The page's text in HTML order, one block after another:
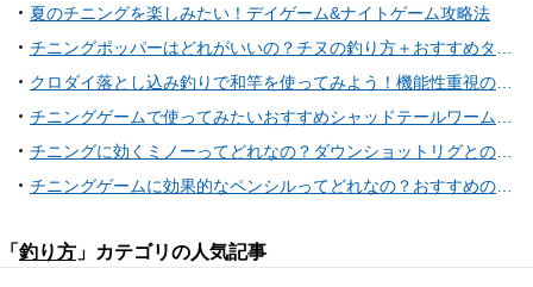
夏のチニングを楽しみたい！デイゲーム&ナイトゲーム攻略法
「 釣り方 」カテゴリの人気記事